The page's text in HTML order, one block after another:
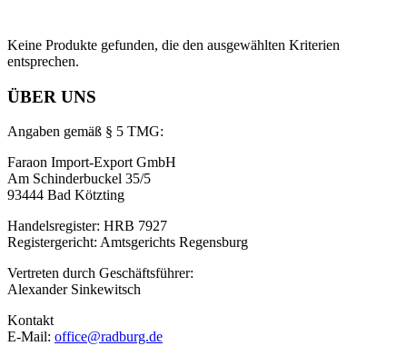
Keine Produkte gefunden, die den ausgewählten Kriterien
entsprechen.
ÜBER UNS
Angaben gemäß § 5 TMG:
Faraon Import-Export GmbH
Am Schinderbuckel 35/5
93444 Bad Kötzting
Handelsregister: HRB 7927
Registergericht: Amtsgerichts Regensburg
Vertreten durch Geschäftsführer:
Alexander Sinkewitsch
Kontakt
E-Mail: office@radburg.de